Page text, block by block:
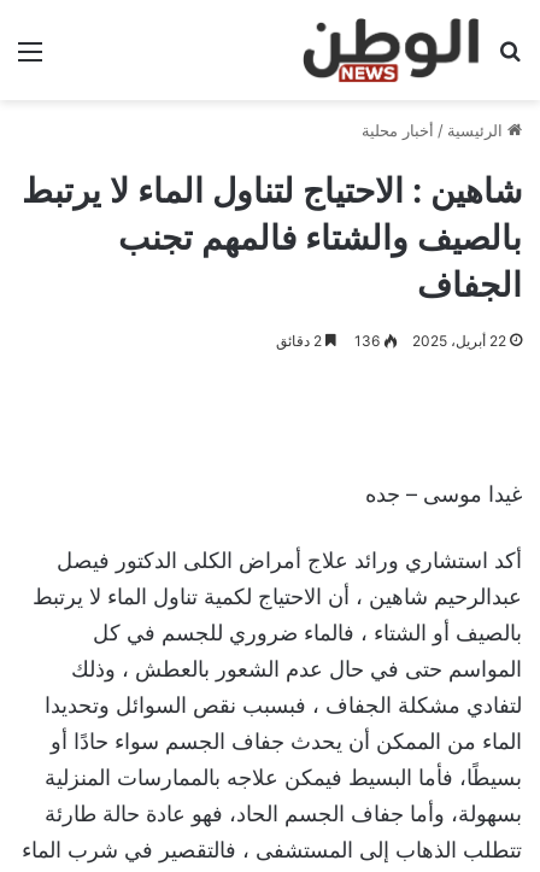
بحث عن
الرئيسية / أخبار محلية
شاهين : الاحتياج لتناول الماء لا يرتبط
بالصيف والشتاء فالمهم تجنب
الجفاف
22 أبريل، 2025 136
غيدا موسى – جده
أكد استشاري ورائد علاج أمراض الكلى الدكتور فيصل
عبدالرحيم شاهين ، أن الاحتياج لكمية تناول الماء لا يرتبط
بالصيف أو الشتاء ، فالماء ضروري للجسم في كل
المواسم حتى في حال عدم الشعور بالعطش ، وذلك
لتفادي مشكلة الجفاف ، فبسبب نقص السوائل وتحديدا
الماء من الممكن أن يحدث جفاف الجسم سواء حادًا أو
بسيطًا، فأما البسيط فيمكن علاجه بالممارسات المنزلية
بسهولة، وأما جفاف الجسم الحاد، فهو عادة حالة طارئة
تتطلب الذهاب إلى المستشفى ، فالتقصير في شرب الماء